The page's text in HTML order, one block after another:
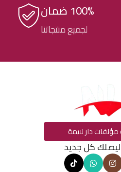
100% ضمان
لجميع منتجاتنا
دار لايمة
ليصلك كل جديد